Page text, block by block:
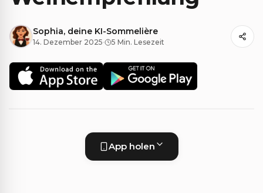
Sophia, deine KI-Sommelière
14. Dezember 2025· 5 Min. Lesezeit
App holen